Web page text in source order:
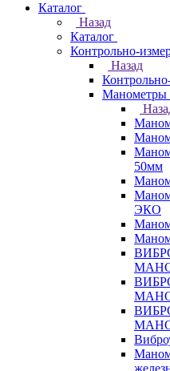
Каталог
Назад
Каталог
Контрольно-
Назад
Манометры
50мм
ЭКО